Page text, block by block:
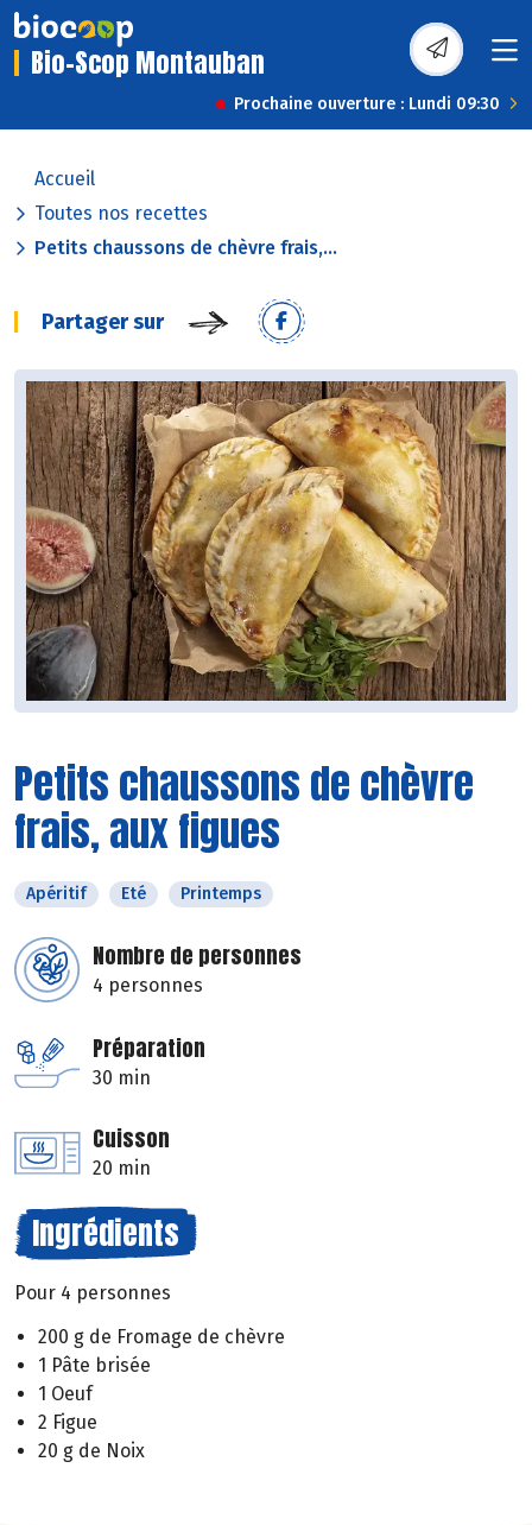
Bio-Scop Montauban
Prochaine ouverture : Lundi 09:30
Accueil
Toutes nos recettes
Petits chaussons de chèvre frais,...
Partager sur
Petits chaussons de chèvre
frais, aux figues
Apéritif Eté Printemps
Nombre de personnes
4 personnes
Préparation
30 min
Cuisson
20 min
Ingrédients
Pour 4 personnes
200 g de Fromage de chèvre
1 Pâte brisée
1 Oeuf
2 Figue
20 g de Noix